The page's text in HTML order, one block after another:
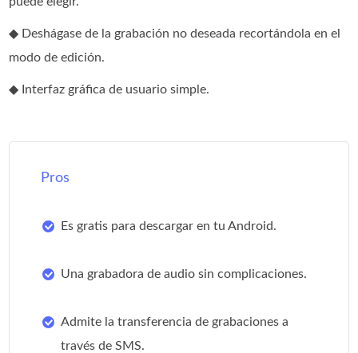
◆ Deshágase de la grabación no deseada recortándola en el
modo de edición.
◆ Interfaz gráfica de usuario simple.
Pros
Es gratis para descargar en tu Android.
Una grabadora de audio sin complicaciones.
Admite la transferencia de grabaciones a
través de SMS.